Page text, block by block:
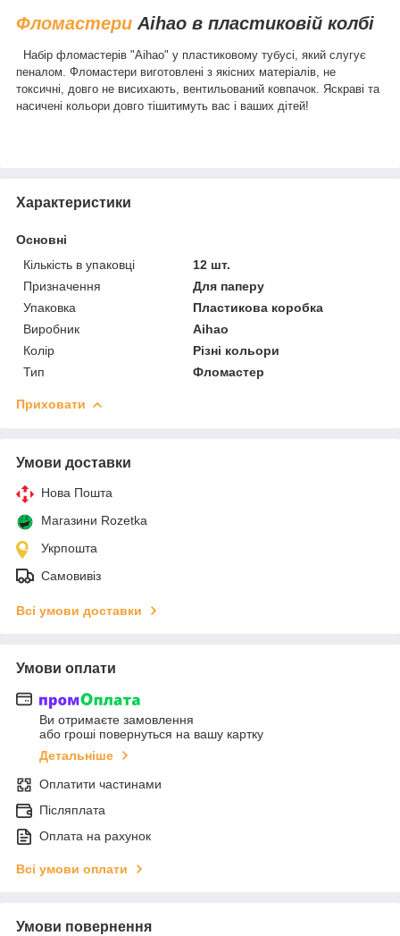
Фломастери Aihao в пластиковій колбі
Набір фломастерів "Aihao" у пластиковому тубусі, який слугує
пеналом. Фломастери виготовлені з якісних матеріалів, не
токсичні, довго не висихають, вентильований ковпачок. Яскраві та
насичені кольори довго тішитимуть вас і ваших дітей!
Характеристики
Основні
Кількість в упаковці
12 шт.
Призначення
Для паперу
Упаковка
Пластикова коробка
Виробник
Aihao
Колір
Різні кольори
Тип
Фломастер
Приховати
Умови доставки
Нова Пошта
Магазини Rozetka
Укрпошта
Самовивіз
Всі умови доставки
Умови оплати
Ви отримаєте замовлення
або гроші повернуться на вашу картку
Детальніше
Оплатити частинами
Післяплата
Оплата на рахунок
Всі умови оплати
Умови повернення